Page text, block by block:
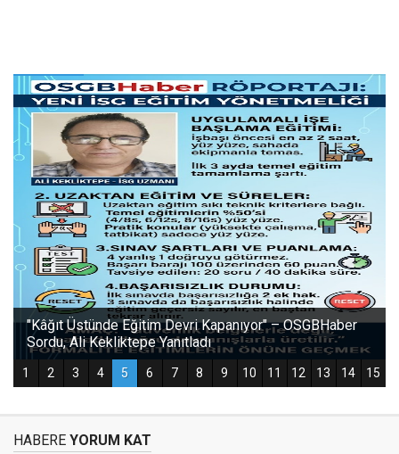
HABERE YORUM KAT